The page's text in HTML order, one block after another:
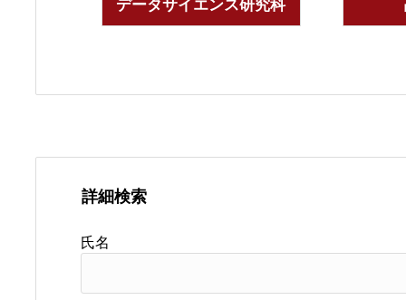
データサイエンス研究科
詳細検索
氏名